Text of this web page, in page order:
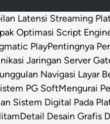
Latensi Streaming
Optimasi Script
PlayPentingnya
Jaringan Server
Navigasi Layar
PG SoftMengurai
Sistem Digital Pada
Detail Desain Grafis